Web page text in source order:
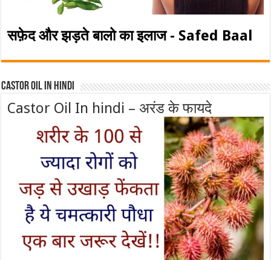
सफ़ेद और झड़ते बालो का इलाज - Safed Baal
Castor Oil In Hindi
Castor Oil In hindi – अरंड के फायदे